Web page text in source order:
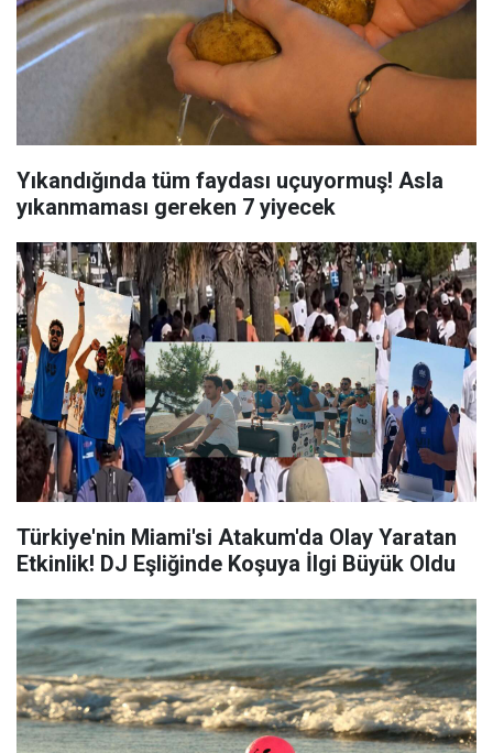
Yıkandığında tüm faydası uçuyormuş! Asla
yıkanmaması gereken 7 yiyecek
Türkiye'nin Miami'si Atakum'da Olay Yaratan
Etkinlik! DJ Eşliğinde Koşuya İlgi Büyük Oldu